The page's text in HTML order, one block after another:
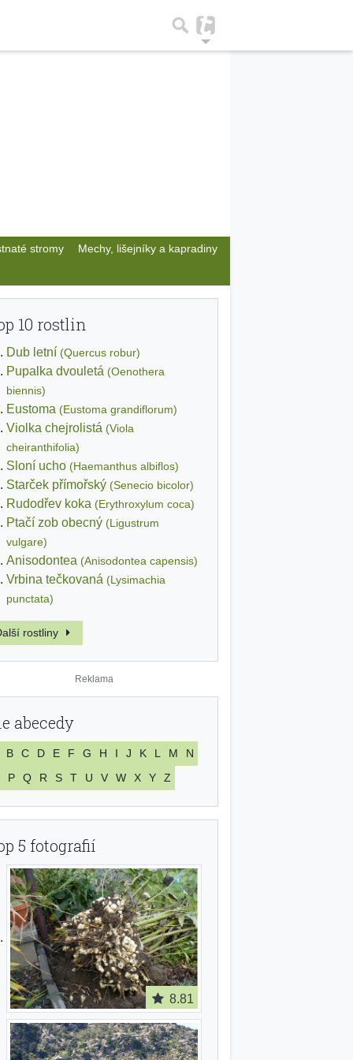
stromy Mechy, lišejníky a kapradiny
10 rostlin
Dub letní (Quercus robur)
Pupalka dvouletá (Oenothera
biennis)
Eustoma (Eustoma grandiflorum)
Violka chejrolistá (Viola
cheiranthifolia)
Sloní ucho (Haemanthus albiflos)
Starček přímořský (Senecio bicolor)
Rudodřev koka (Erythroxylum coca)
Ptačí zob obecný (Ligustrum
vulgare)
Anisodontea (Anisodontea capensis)
Vrbina tečkovaná (Lysimachia
punctata)
rostliny
abecedy
B C D E F G H I J K L M
N
P
Q R S T U V W X Y Z
5 fotografií
8.81